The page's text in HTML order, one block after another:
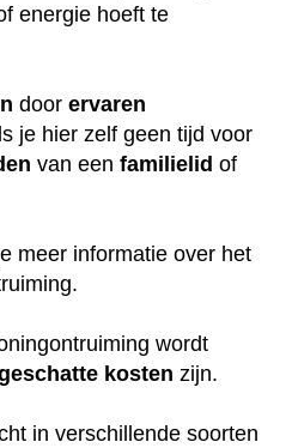
energie hoeft te
door ervaren
je hier zelf geen tijd voor
van een familielid of
meer informatie over het
wordt
kosten zijn.
in verschillende soorten